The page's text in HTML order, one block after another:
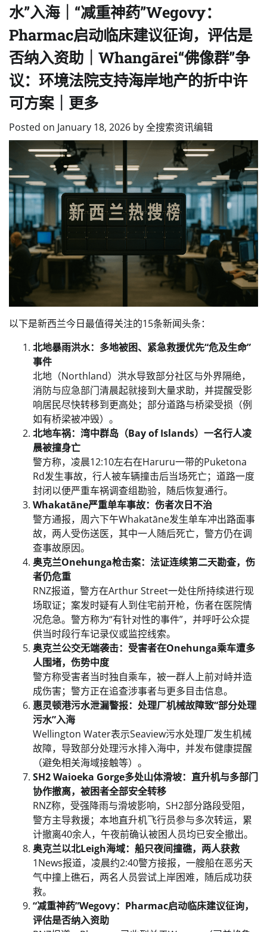
水”入海｜“减重神药”Wegovy：
Pharmac启动临床建议征询，评估是
否纳入资助｜Whangārei“佛像群”争
议：环境法院支持海岸地产的折中许
可方案｜更多
Posted on January 18, 2026 by全搜索资讯编辑
以下是新西兰今日最值得关注的15条新闻头条：
北地暴雨洪水：多地被困、紧急救援优先“危及生命”
事件
北地（Northland）洪水导致部分社区与外界隔绝，
消防与应急部门清晨起就接到大量求助，并提醒受影
响居民尽快转移到更高处；部分道路与桥梁受损（例
如有桥梁被冲毁）。
北地车祸：湾中群岛（Bay of Islands）一名行人凌
晨被撞身亡
警方称，凌晨12:10左右在Haruru一带的Puketona
Rd发生事故，行人被车辆撞击后当场死亡；道路一度
封闭以便严重车祸调查组勘验，随后恢复通行。
Whakatāne严重单车事故：伤者次日不治
警方通报，周六下午Whakatāne发生单车冲出路面事
故，两人受伤送医，其中一人随后死亡，警方仍在调
查事故原因。
奥克兰Onehunga枪击案：法证连续第二天勘查，伤
者仍危重
RNZ报道，警方在Arthur Street一处住所持续进行现
场取证；案发时疑有人到住宅前开枪，伤者在医院情
况危急。警方称为“有针对性的事件”，并呼吁公众提
供当时段行车记录仪或监控线索。
奥克兰公交无端袭击：受害者在Onehunga乘车遭多
人围堵，伤势中度
警方称受害者当时独自乘车，被一群人上前对峙并造
成伤害；警方正在追查涉事者与更多目击信息。
惠灵顿港污水泄漏警报：处理厂机械故障致“部分处理
污水”入海
Wellington Water表示Seaview污水处理厂发生机械
故障，导致部分处理污水排入海中，并发布健康提醒
（避免相关海域接触等）。
SH2 Waioeka Gorge多处山体滑坡：直升机与多部门
协作撤离，被困者全部安全转移
RNZ称，受强降雨与滑坡影响，SH2部分路段受阻，
警方主导救援；本地直升机飞行员参与多次转运，累
计撤离40余人，午夜前确认被困人员均已安全撤出。
奥克兰以北Leigh海域：船只夜间撞礁，两人获救
1News报道，凌晨约2:40警方接报，一艘船在恶劣天
气中撞上礁石，两名人员尝试上岸困难，随后成功获
救。
“减重神药”Wegovy：Pharmac启动临床建议征询，
评估是否纳入资助